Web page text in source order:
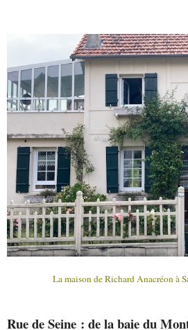
La maison de Richard Anacréon à
Rue de Seine : de la baie du